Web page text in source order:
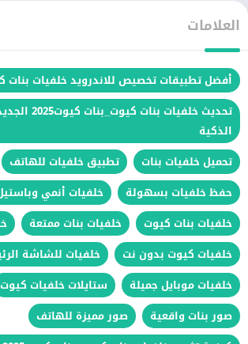
العلامات
أفضل تطبيقات تخصيص للاندرويد خلفيات بنات
تحديث خلفيات
الذكية
تحميل خلفيات بنات
تطبيق خلفيات للهاتف
حفظ خلفيات بسهولة
خلفيات أنمي
خلفيات بنات كيوت
خلفيات بنات ممتعة
خلفيات كيوت بدون نت
خلفيات للشاشة
خلفيات موبايل جميلة
ستايلات خلفيات كيوت
صور بنات واقعية
صور مميزة للهاتف